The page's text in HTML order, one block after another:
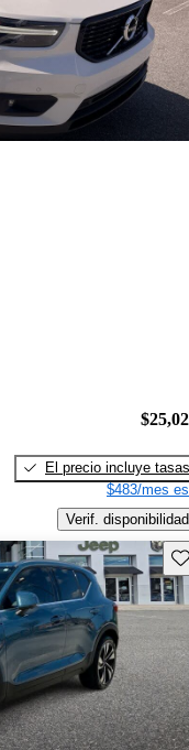
El precio incluye tasas
$483/mes
Verif. disponibilidad